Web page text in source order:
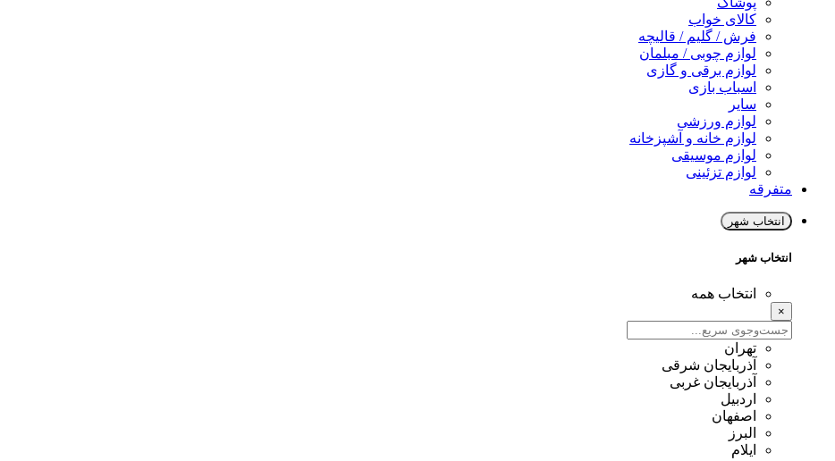
کالای خواب
فرش / گلیم / قالیچه
لوازم چوبی / مبلمان
لوازم برقی و گازی
اسباب بازی
سایر
لوازم ورزشی
لوازم خانه و آشپزخانه
لوازم موسیقی
لوازم تزئینی
متفرقه
انتخاب شهر
انتخاب شهر
انتخاب همه
×
تهران
آذربایجان شرقی
آذربایجان غربی
اردبیل
اصفهان
البرز
ایلام